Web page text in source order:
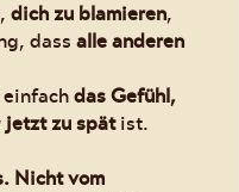
dich zu blamieren,
dass alle anderen
das Gefühl,
jetzt zu spätist.
Nicht vom